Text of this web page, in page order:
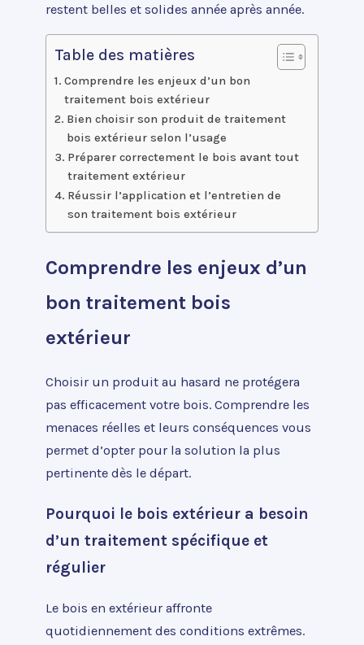
restent belles et solides année après année.
Table des matières
Comprendre les enjeux d’un bon
traitement bois extérieur
Bien choisir son produit de traitement
bois extérieur selon l’usage
Préparer correctement le bois avant tout
traitement extérieur
Réussir l’application et l’entretien de
son traitement bois extérieur
Comprendre les enjeux d’un
bon traitement bois
extérieur
Choisir un produit au hasard ne protégera
pas efficacement votre bois. Comprendre les
menaces réelles et leurs conséquences vous
permet d’opter pour la solution la plus
pertinente dès le départ.
Pourquoi le bois extérieur a besoin
d’un traitement spécifique et
régulier
Le bois en extérieur affronte
quotidiennement des conditions extrêmes.